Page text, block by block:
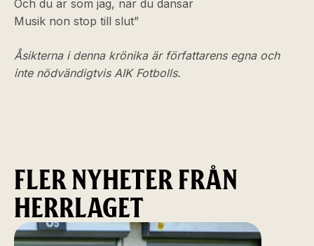
Och du är som jag, när du dansar
Musik non stop till slut”
Åsikterna i denna krönika är författarens egna och
inte nödvändigtvis AIK Fotbolls.
FLER NYHETER FRÅN
HERRLAGET